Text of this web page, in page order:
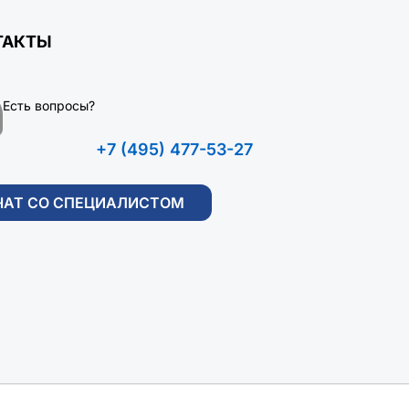
Есть вопросы?
+7 (495) 477-53-27
СО СПЕЦИАЛИСТОМ